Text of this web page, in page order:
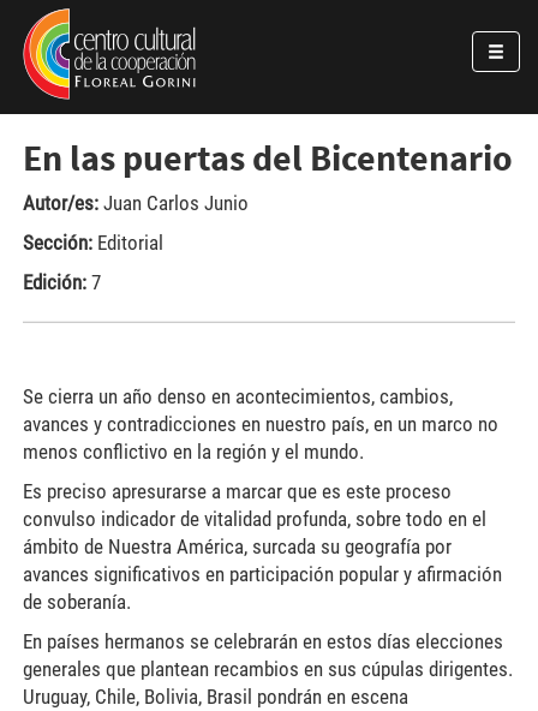
Pasar al contenido principal
Jump to main content
En las puertas del Bicentenario
Autor/es: Juan Carlos Junio
Sección: Editorial
Edición: 7
Se cierra un año denso en acontecimientos, cambios,
avances y contradicciones en nuestro país, en un marco no
menos conflictivo en la región y el mundo.
Es preciso apresurarse a marcar que es este proceso
convulso indicador de vitalidad profunda, sobre todo en el
ámbito de Nuestra América, surcada su geografía por
avances significativos en participación popular y afirmación
de soberanía.
En países hermanos se celebrarán en estos días elecciones
generales que plantean recambios en sus cúpulas dirigentes.
Uruguay, Chile, Bolivia, Brasil pondrán en escena